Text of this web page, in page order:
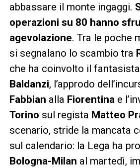
abbassare il monte ingaggi.
operazioni su 80 hanno
agevolazione. Tra le poche
si segnalano lo scambio tra
che ha coinvolto il fantasista
Baldanzi, l’approdo
Fabbian alla Fiorentina e
Torino sul regista Matteo
scenario, stride la mancata
sul calendario: la Lega ha
Bologna-Milan al martedì,